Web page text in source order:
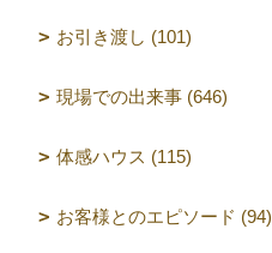
お引き渡し (101)
現場での出来事 (646)
体感ハウス (115)
お客様とのエピソード (94)